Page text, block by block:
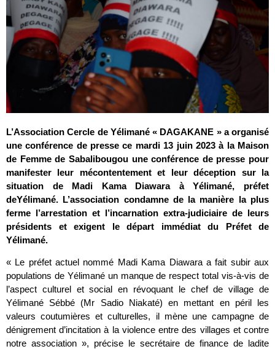
L’Association Cercle de Yélimané « DAGAKANE » a organisé
une conférence de presse ce mardi 13 juin 2023 à la Maison
de Femme de Sabalibougou une conférence de presse pour
manifester leur mécontentement et leur déception sur la
situation de Madi Kama Diawara à Yélimané, préfet
deYélimané. L’association condamne de la manière la plus
ferme l’arrestation et l’incarnation extra-judiciaire de leurs
présidents et exigent le départ immédiat du Préfet de
Yélimané.
« Le préfet actuel nommé Madi Kama Diawara a fait subir aux
populations de Yélimané un manque de respect total vis-à-vis de
l’aspect culturel et social en révoquant le chef de village de
Yélimané Sébbé (Mr Sadio Niakaté) en mettant en péril les
valeurs coutumières et culturelles, il mène une campagne de
dénigrement d’incitation à la violence entre des villages et contre
notre association », précise le secrétaire de finance de ladite